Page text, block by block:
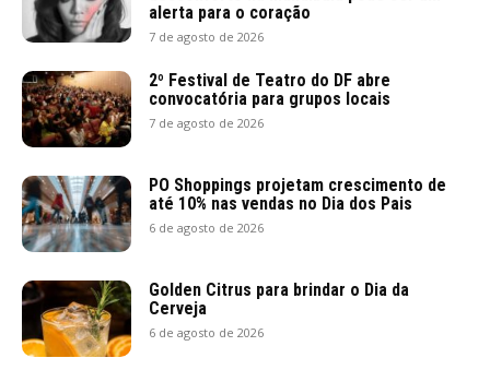
alerta para o coração
7 de agosto de 2026
2º Festival de Teatro do DF abre
convocatória para grupos locais
7 de agosto de 2026
PO Shoppings projetam crescimento de
até 10% nas vendas no Dia dos Pais
6 de agosto de 2026
Golden Citrus para brindar o Dia da
Cerveja
6 de agosto de 2026